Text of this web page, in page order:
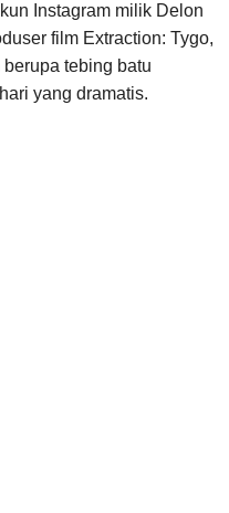
Instagram milik Delon
film Extraction: Tygo,
tebing batu
yang dramatis.